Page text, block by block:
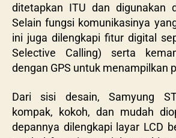
ditetapkan ITU dan digunakan
Selain fungsi komunikasinya
ini juga dilengkapi fitur digital
Selective Calling) serta
dengan GPS untuk menampilkan
Dari sisi desain, Samyung
kompak, kokoh, dan mudah
depannya dilengkapi layar LCD